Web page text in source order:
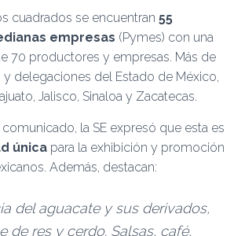
cuadrados se encuentran 55
empresas (Pymes) con una
70 productores y empresas. Más de
delegaciones del Estado de México,
Jalisco, Sinaloa y Zacatecas.
la SE expresó que esta es
única para la exhibición y promoción
Además, destacan:
del aguacate y sus derivados,
de res y cerdo. Salsas, café,